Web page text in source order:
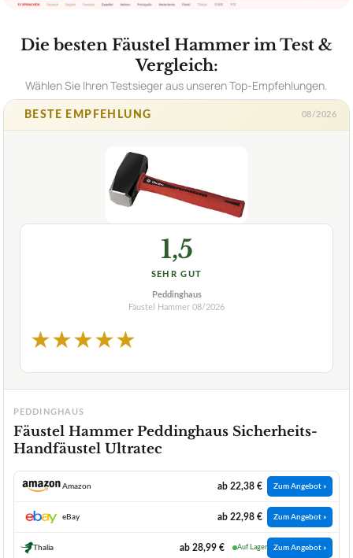
Die besten Fäustel Hammer im Test &
Vergleich:
Wählen Sie Ihren Testsieger aus unseren Top-Empfehlungen.
BESTE EMPFEHLUNG 08/2026
1,5
SEHR GUT
Peddinghaus
Fäustel Hammer 08/2026
★★★★★
PEDDINGHAUS
Fäustel Hammer Peddinghaus Sicherheits-
Handfäustel Ultratec
Amazon ab 22,38 € Zum Angebot »
eBay ab 22,98 € Zum Angebot »
Thalia ab 28,99 € Auf Lager Zum Angebot »